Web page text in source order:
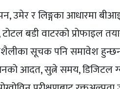
उमेर र लिङ्गका आधारमा
बडी वाटरको प्रोफाइल
सूचक पनि समावेश
आदत, सुत्ने समय, डिजिटल